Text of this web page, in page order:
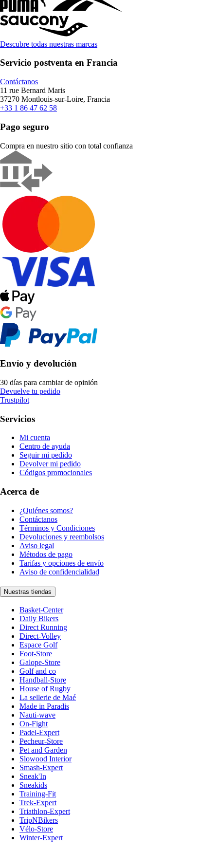
Descubre todas nuestras marcas
Servicio postventa en Francia
Contáctanos
11 rue Bernard Maris
37270 Montlouis-sur-Loire, Francia
+33 1 86 47 62 58
Pago seguro
Compra en nuestro sitio con total confianza
Envío y devolución
30 días para cambiar de opinión
Devuelve tu pedido
Trustpilot
Servicios
Mi cuenta
Centro de ayuda
Seguir mi pedido
Devolver mi pedido
Códigos promocionales
Acerca de
¿Quiénes somos?
Contáctanos
Términos y Condiciones
Devoluciones y reembolsos
Aviso legal
Métodos de pago
Tarifas y opciones de envío
Aviso de confidencialidad
Nuestras tiendas
Basket-Center
Daily Bikers
Direct Running
Direct-Volley
Espace Golf
Foot-Store
Galope-Store
Golf and co
Handball-Store
House of Rugby
La sellerie de Maé
Made in Paradis
Nauti-wave
On-Fight
Padel-Expert
Pecheur-Store
Pet and Garden
Slowood Interior
Smash-Expert
Sneak'In
Sneakids
Training-Fit
Trek-Expert
Triathlon-Expert
TripNBikers
Vélo-Store
Winter-Expert